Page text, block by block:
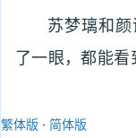
苏梦璃和
了一眼，都能看
繁体版 · 简体版